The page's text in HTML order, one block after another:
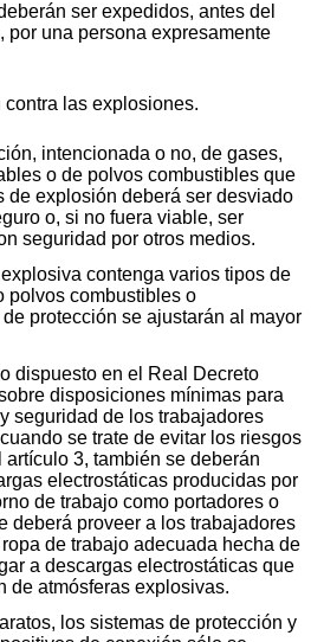
ser expedidos, antes del
por una persona expresamente
las explosiones.
intencionada o no, de gases,
o de polvos combustibles que
de explosión deberá ser desviado
o, si no fuera viable, ser
seguridad por otros medios.
contenga varios tipos de
polvos combustibles o
protección se ajustarán al mayor
dispuesto en el Real Decreto
disposiciones mínimas para
seguridad de los trabajadores
se trate de evitar los riesgos
3, también se deberán
electrostáticas producidas por
de trabajo como portadores o
deberá proveer a los trabajadores
de trabajo adecuada hecha de
a descargas electrostáticas que
de atmósferas explosivas.
los sistemas de protección y